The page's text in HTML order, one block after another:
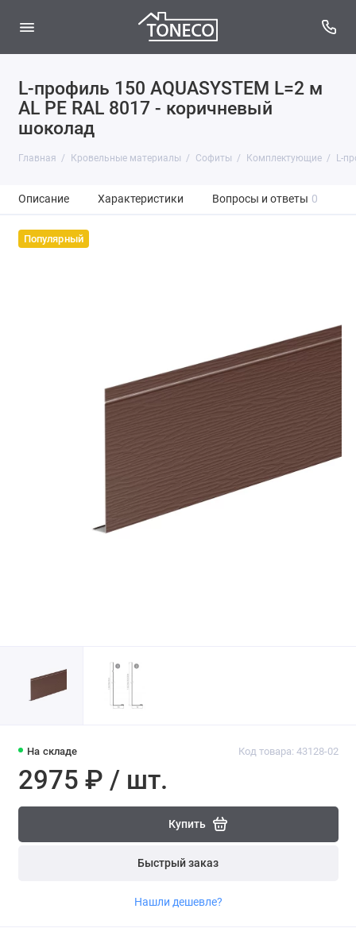
L-профиль 150 AQUASYSTEM L=2 м
AL PE RAL 8017 - коричневый
шоколад
Главная Кровельные материалы Софиты Комплектующие L-
Описание Характеристики Вопросы и ответы 0
Популярный
На складе Код товара: 43128-02
2975 ₽ / шт.
Купить
Быстрый заказ
Нашли дешевле?